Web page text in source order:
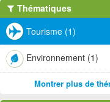
Thématiques
Tourisme (1)
Environnement (1)
Montrer plus de